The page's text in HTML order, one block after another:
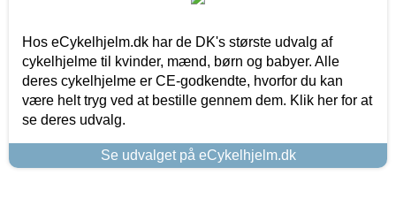
Hos eCykelhjelm.dk har de DK's største udvalg af
cykelhjelme til kvinder, mænd, børn og babyer. Alle
deres cykelhjelme er CE-godkendte, hvorfor du kan
være helt tryg ved at bestille gennem dem. Klik her for at
se deres udvalg.
Se udvalget på eCykelhjelm.dk